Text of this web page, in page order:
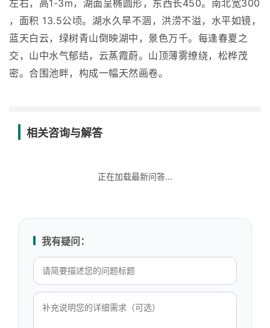
左右，高1-3m，湖面呈椭圆形，东西长450。南北宽300
，面积 13.5公顷。湖水久旱不涸，洪涝不溢，水平如镜，
蓝天白云，绿树青山倒映湖中，景色万千。每逢春夏之
交，山中水气郁结，云蒸霞蔚。山顶薄雾缭绕，松桦茂
密。合围池畔，构成一幅天然画卷。
相关咨询与解答
正在加载最新问答...
我有疑问：